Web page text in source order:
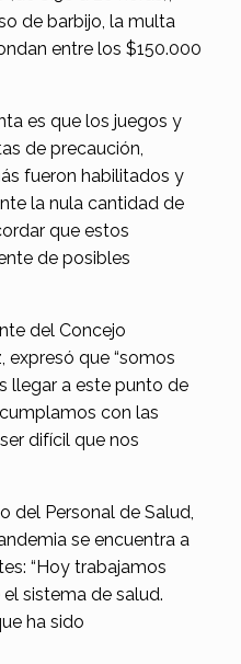
de barbijo, la multa
entre los $150.000
es que los juegos y
de precaución,
fueron habilitados y
la nula cantidad de
que estos
de posibles
del Concejo
expresó que “somos
llegar a este punto de
con las
difícil que nos
del Personal de Salud,
se encuentra a
“Hoy trabajamos
sistema de salud.
ha sido